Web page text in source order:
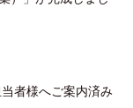
者様へご案内済み